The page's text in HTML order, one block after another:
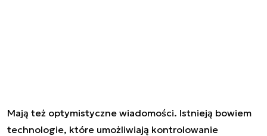
Mają też optymistyczne wiadomości. Istnieją bowiem
technologie, które umożliwiają kontrolowanie